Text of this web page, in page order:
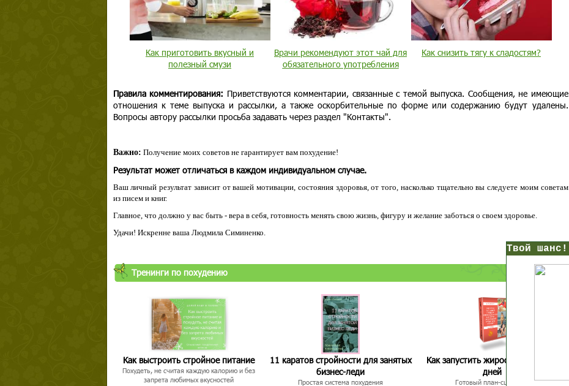
Как приготовить вкусный и
полезный смузи
Врачи рекомендуют этот чай для
обязательного употребления
Как снизить тягу к сладостям?
Правила комментирования: Приветствуются комментарии, связанные с темой выпуска. Сообщения, не имеющие
отношения к теме выпуска и рассылки, а также оскорбительные по форме или содержанию будут удалены.
Вопросы автору рассылки просьба задавать через раздел "Контакты".
Важно: Получение моих советов не гарантирует вам похудение!
Результат может отличаться в каждом индивидуальном случае.
Ваш личный результат зависит от вашей мотивации, состояния здоровья, от того, насколько тщательно вы следуете моим советам
из писем и книг.
Главное, что должно у вас быть - вера в себя, готовность менять свою жизнь, фигуру и желание заботься о своем здоровье.
Удачи! Искренне ваша Людмила Симиненко.
Тренинги по похудению
Как выстроить стройное питание
Похудеть, не считая каждую калорию и без
запрета любимых вкусностей
11 каратов стройности для занятых
бизнес-леди
Простая система похудения
Как запустить жиросжигание за 7
дней
Готовый план-сценарий
7 уроков стройности
без голодных диет и
таблеток